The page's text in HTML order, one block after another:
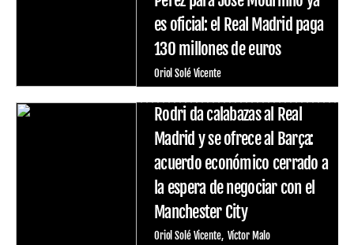
es oficial: el Real Madrid paga
130 millones de euros
Oriol Solé Vicente
Rodri da calabazas al Real
Madrid y se ofrece al Barça:
acuerdo económico cerrado a
la espera de negociar con el
Manchester City
Oriol Solé Vicente Víctor Malo